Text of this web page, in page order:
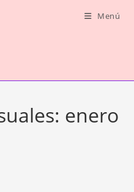
Menú
enero